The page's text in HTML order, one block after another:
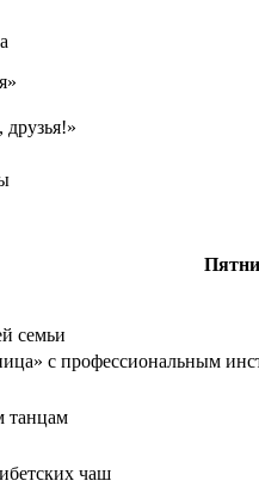
семьи
с профессиональным
танцам
чаш